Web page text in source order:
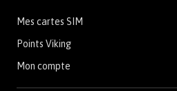
Mes cartes SIM
Points Viking
Mon compte